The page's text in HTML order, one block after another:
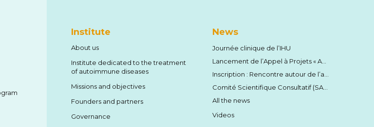
Institute
About us
Institute dedicated to the treatment
of autoimmune diseases
Missions and objectives
Founders and partners
Governance
News
Journée clinique de l’IHU
All the news
Videos